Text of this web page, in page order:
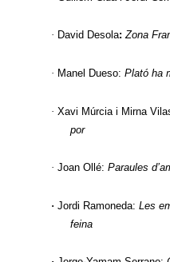
· David Desola: Zona
· Manel Dueso: Plató ha
· Xavi Múrcia i Mirna
por
· Joan Ollé: Paraules
· Jordi Ramoneda: Les
feina